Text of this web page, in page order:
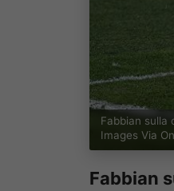
Fabbian sulla
Images Via
Fabbian